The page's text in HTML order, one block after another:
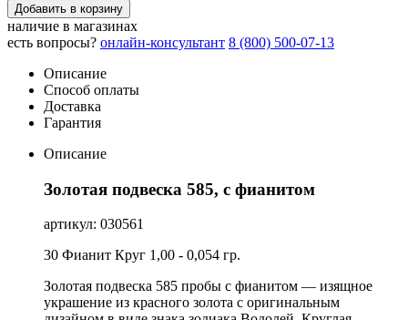
Добавить в корзину
наличие в магазинах
есть вопросы? онлайн-консультант 8 (800) 500-07-13
Описание
Способ оплаты
Доставка
Гарантия
Описание
Золотая подвеска 585, с фианитом
артикул: 030561
30 Фианит Круг 1,00 - 0,054 гр.
Золотая подвеска 585 пробы с фианитом — изящное
украшение из красного золота с оригинальным